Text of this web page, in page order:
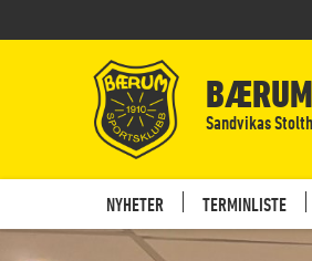
Sandvikas
NYHETER TERMINLISTE